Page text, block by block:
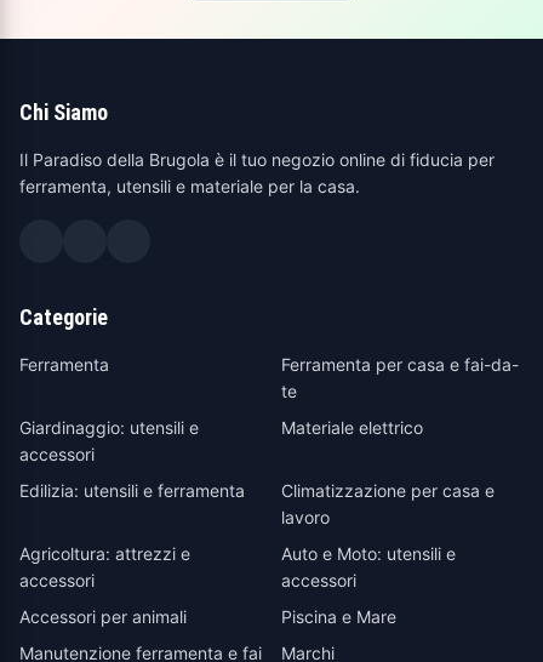
Chi Siamo
Il Paradiso della Brugola è il tuo negozio online di fiducia per
ferramenta, utensili e materiale per la casa.
Categorie
Ferramenta
Ferramenta per casa e fai-da-
te
Giardinaggio: utensili e
accessori
Materiale elettrico
Edilizia: utensili e ferramenta
Climatizzazione per casa e
lavoro
Agricoltura: attrezzi e
accessori
Auto e Moto: utensili e
accessori
Accessori per animali
Piscina e Mare
Manutenzione ferramenta e fai
Marchi